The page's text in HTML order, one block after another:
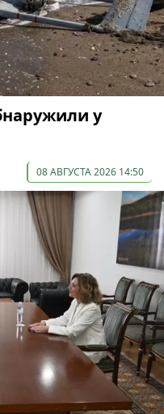
у
08 АВГУСТА 2026 14:50